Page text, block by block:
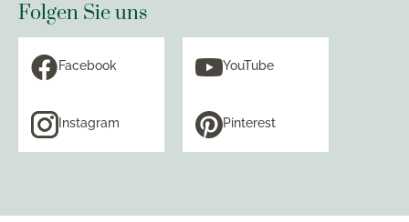
Folgen Sie uns
Facebook YouTube
Instagram Pinterest